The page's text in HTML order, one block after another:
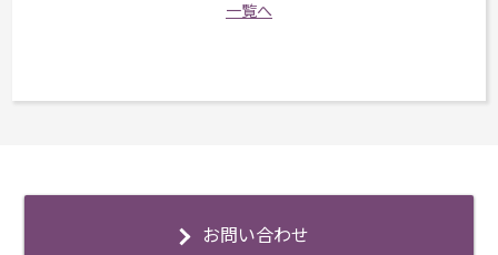
一覧へ
お問い合わせ